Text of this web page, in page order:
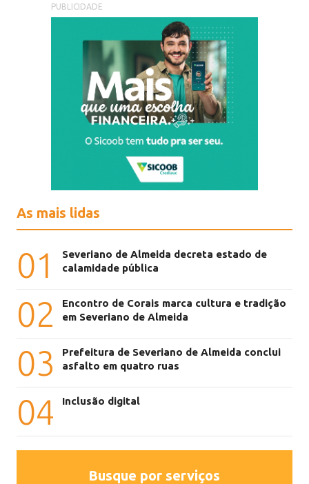
PUBLICIDADE
As mais lidas
01
Severiano de Almeida decreta estado de
calamidade pública
02
Encontro de Corais marca cultura e tradição
em Severiano de Almeida
03
Prefeitura de Severiano de Almeida conclui
asfalto em quatro ruas
04 Inclusão digital
Busque por serviços